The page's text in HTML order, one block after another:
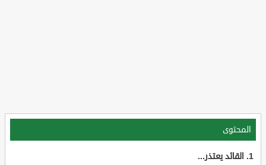
المحتوى
القائد يعتذر...